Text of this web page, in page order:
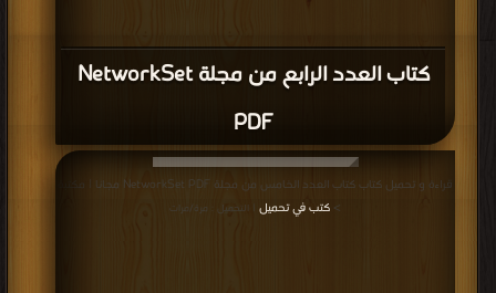
كتاب العدد الرابع من مجلة NetworkSet
PDF
قراءة و تحميل كتاب كتاب العدد الخامس من مجلة NetworkSet PDF مجانا | مكتبة
> كتب في تحميل | التحميل : مرة/مرات